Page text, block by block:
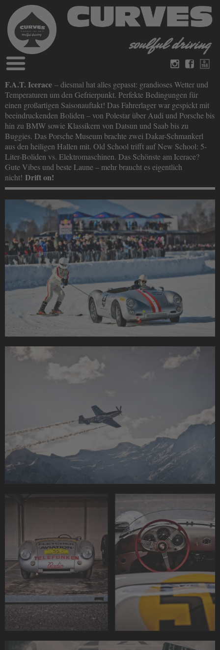
Blog
Magazine
Bücher
Videos
Deutsch Englisch
über Curves
Impressum
Datenschutz
Kontakt
F.A.T. Icerace – diesmal hat alles gepasst: grandioses Wetter und
Temperaturen um den Gefrierpunkt. Perfekte Bedingungen für
einen großartigen Saisonauftakt! Das Fahrerlager war gespickt mit
beeindruckenden Boliden – von Polestar über Audi und Porsche bis
hin zu BMW sowie Klassikern von Datsun und Saab bis zu
Buggies. Das Porsche Museum brachte zwei Dakar-Schmankerl
aus den heiligen Hallen mit. Old School trifft auf New School: 5-
Liter-Boliden vs. Elektromaschinen. Das Schönste am Icerace?
Gute Vibes und beste Laune – mehr braucht es eigentlich
nicht! Drift on!